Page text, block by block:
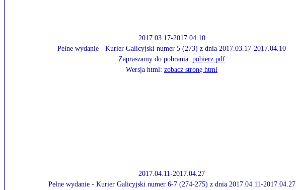
2017.03.17-2017.04.10
Pełne wydanie - Kurier Galicyjski numer 5 (273) z dnia 2017.03.17-2017.04.10
Zapraszamy do pobrania: pobierz pdf
Wersja html: zobacz stronę html
2017.04.11-2017.04.27
Pełne wydanie - Kurier Galicyjski numer 6-7 (274-275) z dnia 2017.04.11-2017.04.27